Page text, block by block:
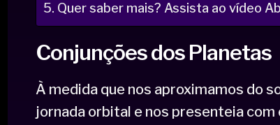
Quer saber mais? Assista ao vídeo
Conjunções dos Planetas
À medida que nos aproximamos do
jornada orbital e nos presenteia